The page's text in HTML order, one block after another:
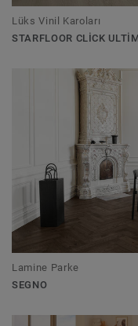
Lüks Vinil Karoları
STARFLOOR CLICK
Lamine Parke
SEGNO